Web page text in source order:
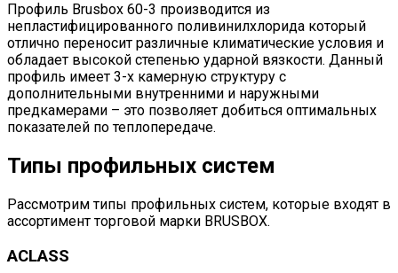
Профиль Brusbox 60-3 производится из
непластифицированного поливинилхлорида который
отлично переносит различные климатические условия и
обладает высокой степенью ударной вязкости. Данный
профиль имеет 3-х камерную структуру с
дополнительными внутренними и наружными
предкамерами – это позволяет добиться оптимальных
показателей по теплопередаче.
Типы профильных систем
Рассмотрим типы профильных систем, которые входят в
ассортимент торговой марки BRUSBOX.
ACLASS